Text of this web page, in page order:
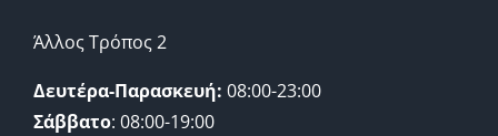
Άλλος Τρόπος 2
Δευτέρα-Παρασκευή: 08:00-23:00
Σάββατο: 08:00-19:00